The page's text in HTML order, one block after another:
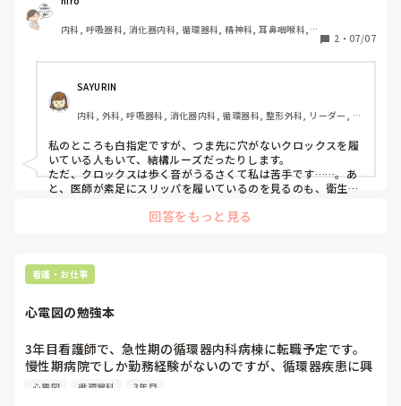
白以外を履いてる先輩いたり、どっちなんですか(笑)
と、つぶやいてみました
内科, 呼吸器科, 消化器内科, 循環器科, 精神科, 耳鼻咽喉科,
2 ・ 07/07
SAYURIN
内科, 外科, 呼吸器科, 消化器内科, 循環器科, 整形外科, リーダー, 外
私のところも白指定ですが、つま先に穴がないクロックスを履
いている人もいて、結構ルーズだったりします。
ただ、クロックスは歩く音がうるさくて私は苦手です……。あ
と、医師が素足にスリッパを履いているのを見るのも、衛生的
最初は言われた通り「白」を履いておいて、職場のリアルなル
回答をもっと見る
看護・お仕事
心電図の勉強本
3年目看護師で、急性期の循環器内科病棟に転職予定です。
慢性期病院でしか勤務経験がないのですが、循環器疾患に興
味があり志望しました。
心電図 循環器科 3年目